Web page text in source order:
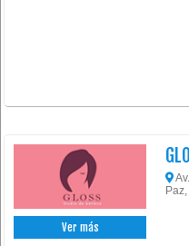
Ver más
Paz,